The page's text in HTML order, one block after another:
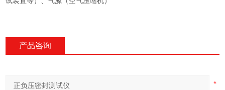
产品咨询